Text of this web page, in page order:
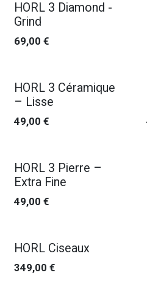
HORL 3 Diamond -
Grind
69,00 €
HORL 3 Céramique
– Lisse
49,00 €
HORL 3 Pierre –
Extra Fine
49,00 €
HORL Ciseaux
349,00 €